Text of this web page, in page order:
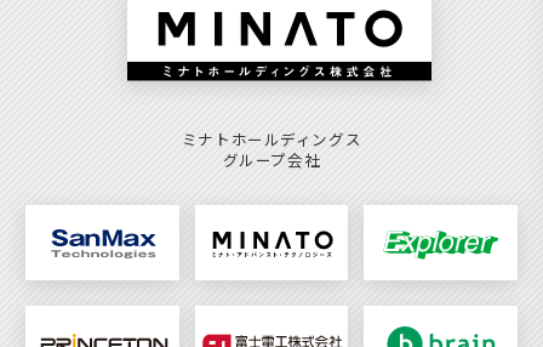
ミナトホールディングス
グループ会社